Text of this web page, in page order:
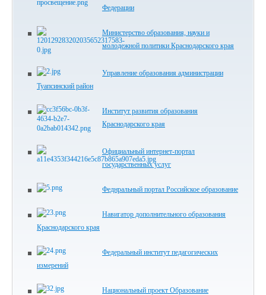
Федерации
Министерство образования, науки и
молодежной политики Краснодарского края
Управление образования администрации
Туапсинский район
Институт развития образования
Краснодарского края
Официальный интернет-портал
государственных услуг
Феднральный портал Российское образование
Навигатор дополнительного образования
Краснодарского края
Федеральный институт педагогических
измерений
Национальный проект Образование